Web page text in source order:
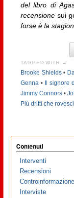
del libro di
recensione sui
forse è la
TAGGED WITH →
Brooke Shields•
Genna• Il signore
Jimmy Connors•
Più dritti che rovesci
Contenuti
Interventi
Recensioni
Controinformazione
Interviste